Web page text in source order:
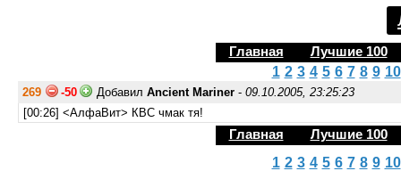
Главная Лучшие 100
1 2 3 4 5 6 7 8 9 10
269 -50 Добавил Ancient Mariner - 09.10.2005, 23:25:23
[00:26] <АлфаВит> КВС чмак тя!
Главная Лучшие 100
1 2 3 4 5 6 7 8 9 10